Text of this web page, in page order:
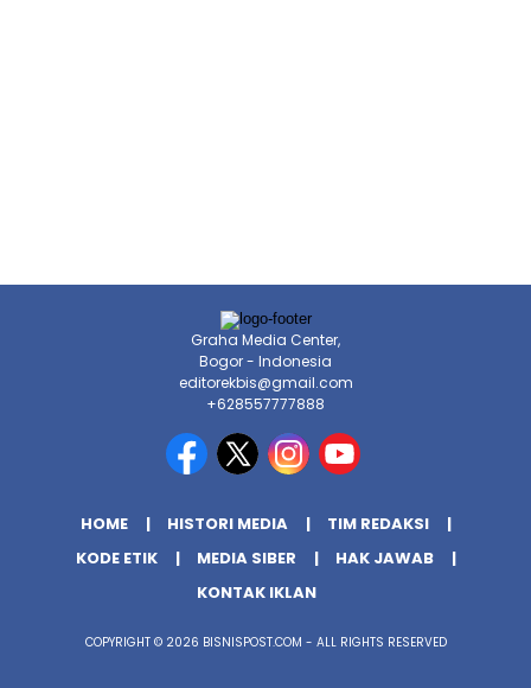
Graha Media Center,
Bogor - Indonesia
editorekbis@gmail.com
+628557777888
HOME HISTORI MEDIA
TIM REDAKSI
KODE ETIK
MEDIA SIBER
HAK JAWAB
KONTAK IKLAN
COPYRIGHT © 2026 BISNISPOST.COM - ALL RIGHTS RESERVED